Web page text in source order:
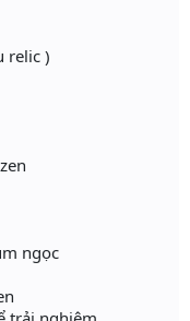
relic )
ngọc